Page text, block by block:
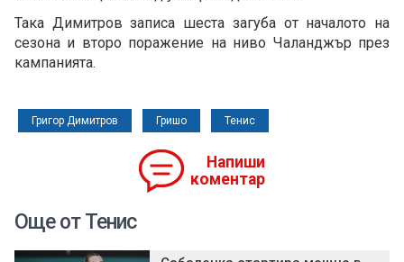
Така Димитров записа шеста загуба от началото на
сезона и второ поражение на ниво Чаланджър през
кампанията.
Григор Димитров Гришо Тенис
Напиши
коментар
Още от Тенис